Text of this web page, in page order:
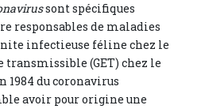
sont spécifiques
responsables de maladies
infectieuse féline chez le
(GET) chez le
1984 du coronavirus
avoir pour origine une